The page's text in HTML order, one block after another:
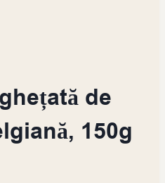
de
150g